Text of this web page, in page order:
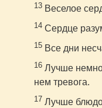
13 Веселое
14 Сердце
15 Все дни
16 Лучше
нем тревога.
17 Лучше